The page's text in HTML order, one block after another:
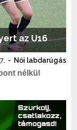
az U16
- Női labdarúgás
nélkül